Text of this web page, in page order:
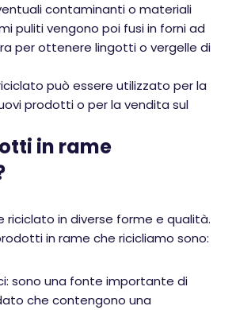
contaminanti o materiali
puliti vengono poi fusi in forni ad
per ottenere lingotti o vergelle di
può essere utilizzato per la
prodotti o per la vendita sul
in rame
riciclato in diverse forme e qualità.
in rame che ricicliamo sono:
sono una fonte importante di
che contengono una